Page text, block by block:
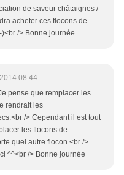
de saveur châtaignes /
acheter ces flocons de
/> Bonne journée.
08:44
pense que remplacer les
rendrait les
/> Cependant il est tout
les flocons de
quel autre flocon.<br />
^^<br /> Bonne journée